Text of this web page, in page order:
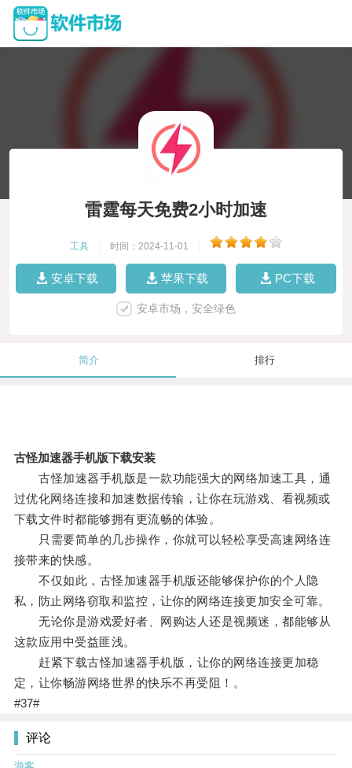
雷霆每天免费2小时加速
工具 时间：2024-11-01
安卓下载 苹果下载 PC下载
安卓市场，安全绿色
简介 排行
古怪加速器手机版下载安装
古怪加速器手机版是一款功能强大的网络加速工具，通
过优化网络连接和加速数据传输，让你在玩游戏、看视频或
下载文件时都能够拥有更流畅的体验。
只需要简单的几步操作，你就可以轻松享受高速网络连
接带来的快感。
不仅如此，古怪加速器手机版还能够保护你的个人隐
私，防止网络窃取和监控，让你的网络连接更加安全可靠。
无论你是游戏爱好者、网购达人还是视频迷，都能够从
这款应用中受益匪浅。
赶紧下载古怪加速器手机版，让你的网络连接更加稳
定，让你畅游网络世界的快乐不再受阻！。
#37#
评论